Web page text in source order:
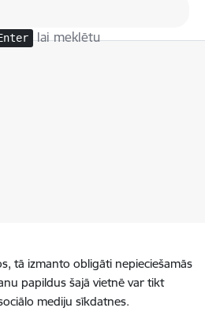
lai meklētu
tā izmanto obligāti nepieciešamās
papildus šajā vietnē var tikt
mediju sīkdatnes.